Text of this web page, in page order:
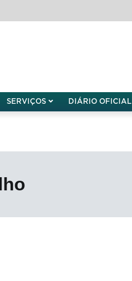
SERVIÇOS DIÁRIO OFICIAL